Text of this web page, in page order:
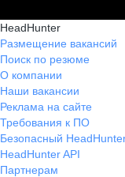
HeadHunter
Размещение вакансий
Поиск по резюме
О компании
Наши вакансии
Реклама на сайте
Требования к ПО
Безопасный
HeadHunter API
Партнерам